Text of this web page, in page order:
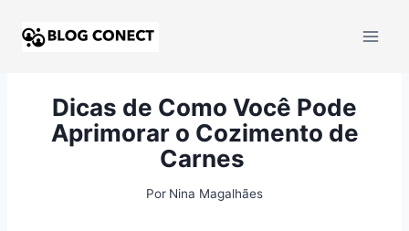
Dicas de Como Você Pode
Aprimorar o Cozimento de
Carnes
Por Nina Magalhães